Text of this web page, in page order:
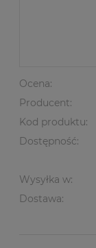
Ocena:
Producent:
Kod produktu:
Dostępność:
Wysyłka w:
Dostawa:
Cena nie